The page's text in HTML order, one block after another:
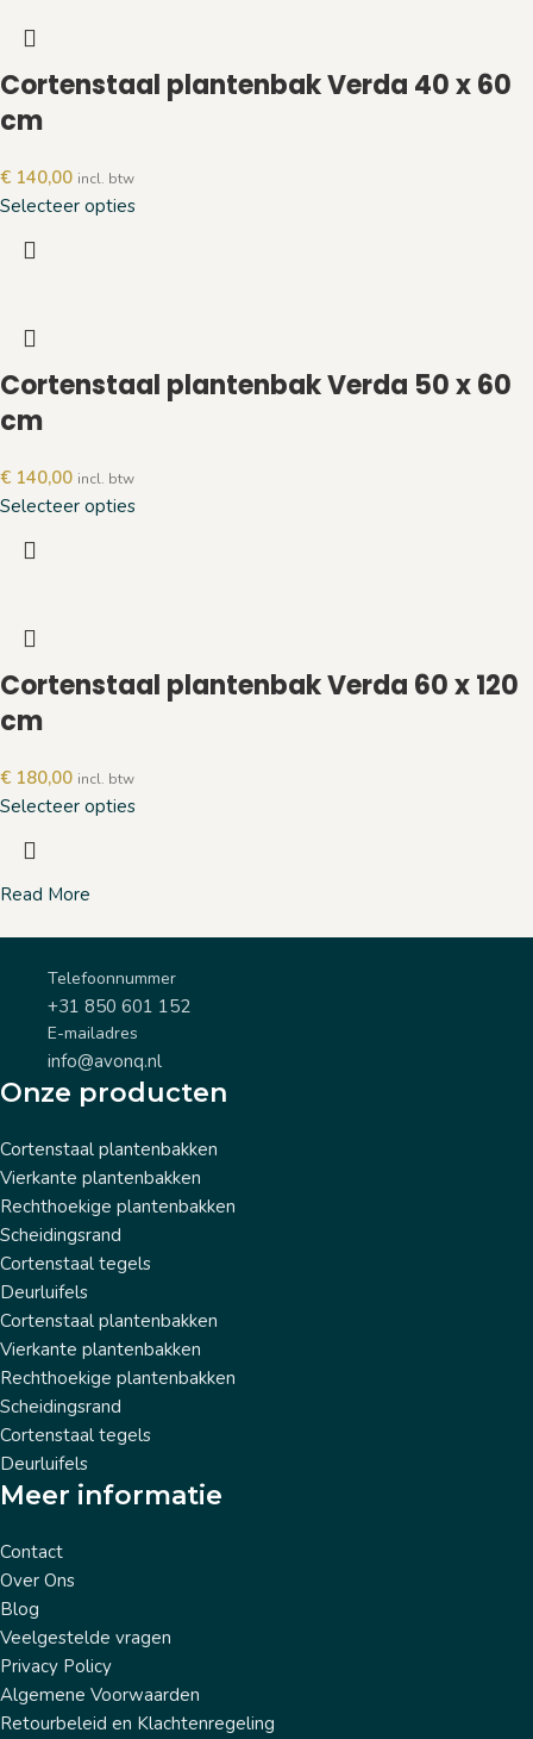
Cortenstaal plantenbak Verda 40 x 60
cm
€ 140,00 incl. btw
Selecteer opties
Cortenstaal plantenbak Verda 50 x 60
cm
€ 140,00 incl. btw
Selecteer opties
Cortenstaal plantenbak Verda 60 x 120
cm
€ 180,00 incl. btw
Selecteer opties
Read More
Telefoonnummer
+31 850 601 152
E-mailadres
info@avonq.nl
Onze producten
Cortenstaal plantenbakken
Vierkante plantenbakken
Rechthoekige plantenbakken
Scheidingsrand
Cortenstaal tegels
Deurluifels
Cortenstaal plantenbakken
Vierkante plantenbakken
Rechthoekige plantenbakken
Scheidingsrand
Cortenstaal tegels
Deurluifels
Meer informatie
Contact
Over Ons
Blog
Veelgestelde vragen
Privacy Policy
Algemene Voorwaarden
Retourbeleid en Klachtenregeling